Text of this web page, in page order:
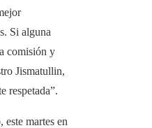
Si alguna
comisión y
Jismatullin,
respetada”.
martes en